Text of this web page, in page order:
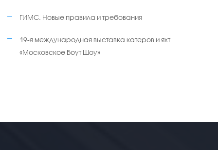
ГИМС. Новые правила и требования
19-я международная выставка катеров и яхт
«Московское Боут Шоу»